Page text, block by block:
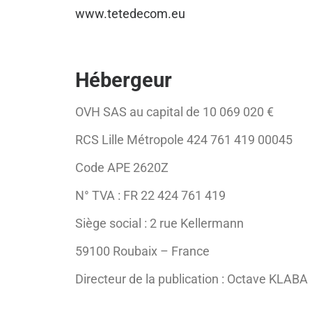
www.tetedecom.eu
Hébergeur
OVH SAS au capital de 10 069 020 €
RCS Lille Métropole 424 761 419 00045
Code APE 2620Z
N° TVA : FR 22 424 761 419
Siège social : 2 rue Kellermann
59100 Roubaix – France
Directeur de la publication : Octave KLABA